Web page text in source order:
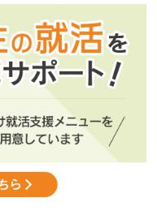
ケジュール公開！